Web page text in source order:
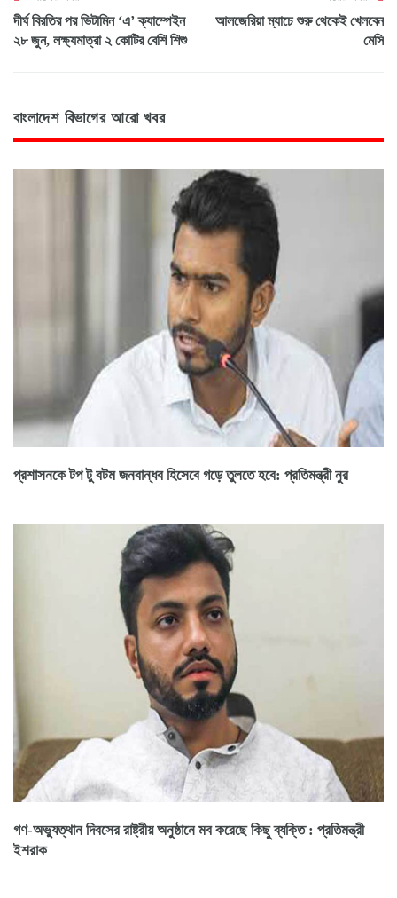
দীর্ঘ বিরতির পর ভিটামিন ‘এ’ ক্যাম্পেইন
২৮ জুন, লক্ষ্যমাত্রা ২ কোটির বেশি শিশু
আলজেরিয়া ম্যাচে শুরু থেকেই খেলবেন
মেসি
বাংলাদেশ বিভাগের আরো খবর
প্রশাসনকে টপ টু বটম জনবান্ধব হিসেবে গড়ে তুলতে হবে: প্রতিমন্ত্রী নুর
গণ-অভ্যুত্থান দিবসের রাষ্ট্রীয় অনুষ্ঠানে মব করেছে কিছু ব্যক্তি : প্রতিমন্ত্রী
ইশরাক